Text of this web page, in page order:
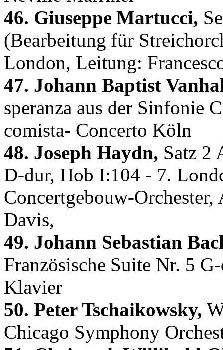
46. Giuseppe Martucci,
(Bearbeitung für
London, Leitung:
47. Johann Baptist
speranza aus der Sinfonie
comista- Concerto Köln
48. Joseph Haydn, Satz 2
D-dur, Hob I:104 - 7.
Concertgebouw-
Davis,
49. Johann Sebastian
Französische Suite Nr. 5
Klavier
50. Peter Tschaikowsky,
Chicago Symphony